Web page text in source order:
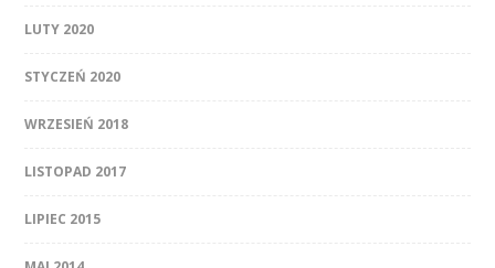
LUTY 2020
STYCZEŃ 2020
WRZESIEŃ 2018
LISTOPAD 2017
LIPIEC 2015